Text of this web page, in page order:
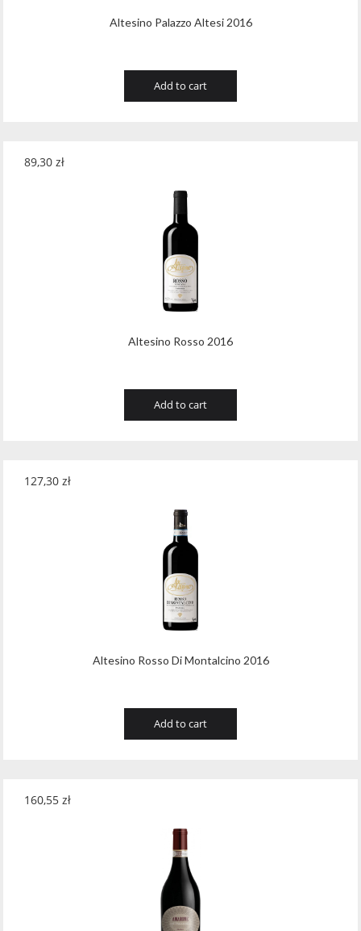
Altesino Palazzo Altesi 2016
Add to cart
Altesino Rosso 2016
89,30 zł
Add to cart
Altesino Rosso Di Montalcino 2016
127,30 zł
Add to cart
160,55 zł